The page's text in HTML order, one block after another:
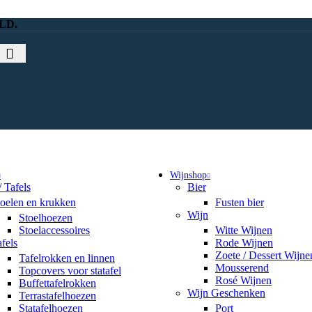
Tafels
en krukken
Stoelhoezen
Stoelaccessoires
Tafelrokken en linnen
Topcovers voor statafel
Buffettafelrokken
Terrastafelhoezen
Statafelhoezen
Wijnshop
Bier
Fusten bier
Wijn
Witte Wijnen
Rode Wijnen
Zoete / Dessert
Mousserend
Rosé Wijnen
Wijn Geschenken
Port